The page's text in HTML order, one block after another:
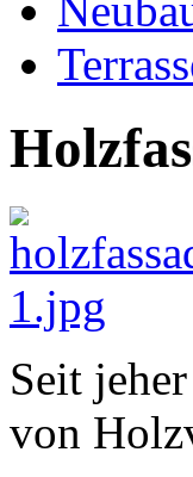
Seit
von